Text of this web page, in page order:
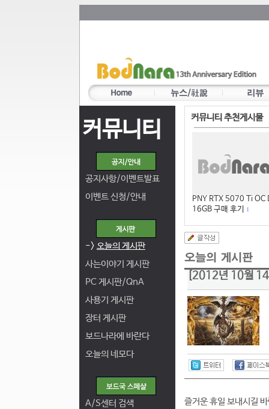
커뮤니티
공지사항/이벤트발표
이벤트 신청/안내
-> 오늘의 게시판
사는이야기 게시판
PC 게시판/QnA
사용기 게시판
장터 게시판
보드나라에 바란다
오늘의 네모다
A/S센터 검색
커뮤니티 추천게시물
PNY RTX 5070 Ti OC
16GB 구매 후기
1
[2012년 10월
즐거운 휴일 보내시길